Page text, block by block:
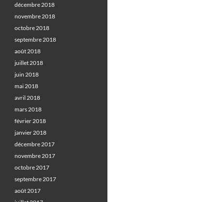
décembre 2018
novembre 2018
octobre 2018
septembre 2018
août 2018
juillet 2018
juin 2018
mai 2018
avril 2018
mars 2018
février 2018
janvier 2018
décembre 2017
novembre 2017
octobre 2017
septembre 2017
août 2017